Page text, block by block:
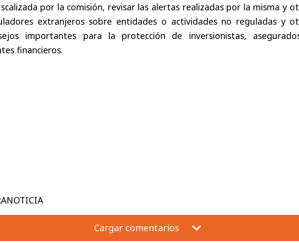
por la comisión, revisar las alertas realizadas por la misma y
extranjeros sobre entidades o actividades no reguladas y
importantes para la protección de inversionistas,
financieros.
Cargar comentarios